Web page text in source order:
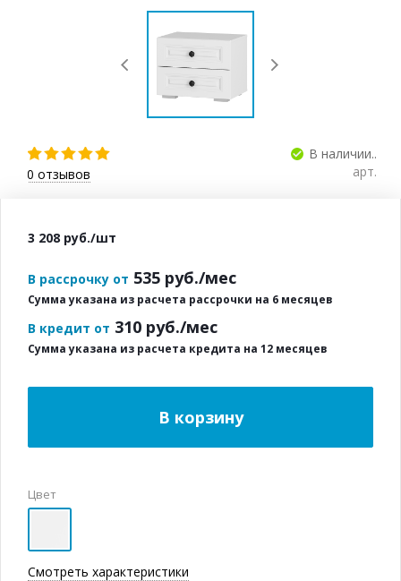
0 отзывов
В наличии..
арт.
3 208 руб./шт
В рассрочку от 535 руб./мес
Сумма указана из расчета рассрочки на 6 месяцев
В кредит от 310 руб./мес
Сумма указана из расчета кредита на 12 месяцев
Цвет
Смотреть характеристики
В корзину